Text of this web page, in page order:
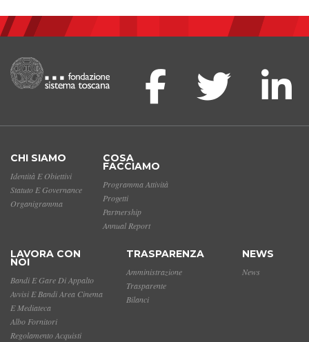
CHI SIAMO
Identità E Obiettivi
Statuto E Governance
Organigramma
COSA
FACCIAMO
Programma Attività
Progetti
Partnership
Annual Report
LAVORA CON
NOI
Bandi E Gare Di Appalto
Avvisi E Bandi Area Cinema
E Mediateca
Albo Fornitori
Regolamento Acquisti
TRASPARENZA
Amministrazione
Trasparente
Bilanci
NEWS
News